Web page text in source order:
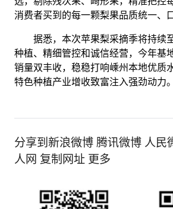
消费者买到的每一颗梨果品质统一、
据悉，本次苹果梨采摘季将持续
种植、精细管控和诚信经营，今年基
销量双丰收，稳稳打响嵊州本地优质
特色种植产业增收致富注入强劲动力。
分享到新浪微博 腾讯微博 人民
人网 复制网址 更多